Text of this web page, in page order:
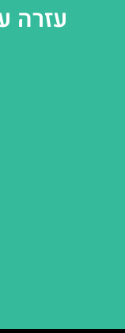
עזרה